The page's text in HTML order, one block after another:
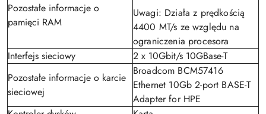
Pozostałe informacje o
pamięci RAM
Uwagi: Działa z prędkością
4400 MT/s ze względu na
ograniczenia procesora
Interfejs sieciowy
2 x 10Gbit/s 10GBase-T
Pozostałe informacje o karcie
sieciowej
Broadcom BCM57416
Ethernet 10Gb 2-port BASE-T
Adapter for HPE